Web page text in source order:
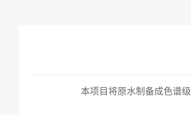
本项目将原水制备成色谱级